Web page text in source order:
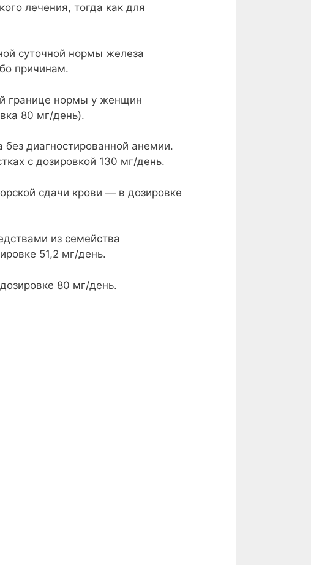
лечения, тогда как для
суточной нормы железа
причинам.
границе нормы у женщин
80 мг/день).
диагностированной анемии.
с дозировкой 130 мг/день.
сдачи крови — в дозировке
из семейства
51,2 мг/день.
80 мг/день.